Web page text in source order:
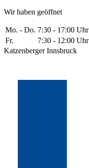
Wir haben geöffnet
Mo. - Do. 7:30 - 17:00 Uhr
Fr.
7:30 - 12:00 Uhr
Katzenberger Innsbruck